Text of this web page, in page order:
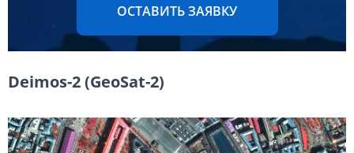
ОСТАВИТЬ ЗАЯВКУ
Deimos-2 (GeoSat-2)